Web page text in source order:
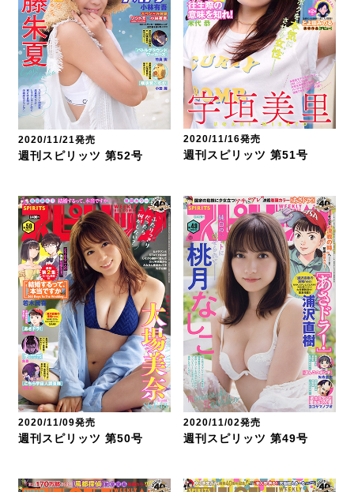
2020/11/21発売
週刊スピリッツ 第52号
2020/11/16発売
週刊スピリッツ 第51号
2020/11/09発売
週刊スピリッツ 第50号
2020/11/02発売
週刊スピリッツ 第49号